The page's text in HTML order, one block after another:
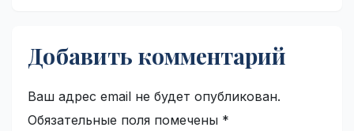
Добавить комментарий
Ваш адрес email не будет опубликован.
Обязательные поля помечены *